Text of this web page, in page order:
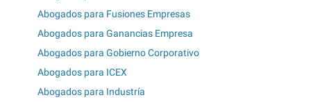
Abogados para Fusiones Empresas
Abogados para Ganancias Empresa
Abogados para Gobierno Corporativo
Abogados para ICEX
Abogados para Industría